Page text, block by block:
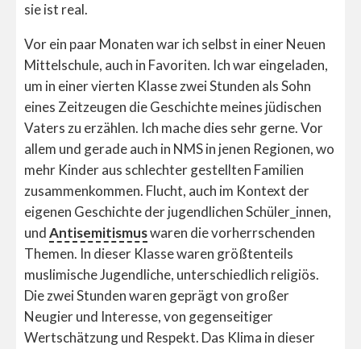
sie ist real.
Vor ein paar Monaten war ich selbst in einer Neuen
Mittelschule, auch in Favoriten. Ich war eingeladen,
um in einer vierten Klasse zwei Stunden als Sohn
eines Zeitzeugen die Geschichte meines jüdischen
Vaters zu erzählen. Ich mache dies sehr gerne. Vor
allem und gerade auch in NMS in jenen Regionen, wo
mehr Kinder aus schlechter gestellten Familien
zusammenkommen. Flucht, auch im Kontext der
eigenen Geschichte der jugendlichen Schüler_innen,
undAntisemitismuswaren die vorherrschenden
Themen. In dieser Klasse waren größtenteils
muslimische Jugendliche, unterschiedlich religiös.
Die zwei Stunden waren geprägt von großer
Neugier und Interesse, von gegenseitiger
Wertschätzung und Respekt. Das Klima in dieser